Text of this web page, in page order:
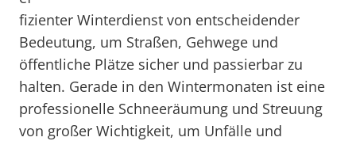
fizienter Winterdienst von entscheidender
Bedeutung, um Straßen, Gehwege und
öffentliche Plätze sicher und passierbar zu
halten. Gerade in den Wintermonaten ist eine
professionelle Schneeräumung und Streuung
von großer Wichtigkeit, um Unfälle und